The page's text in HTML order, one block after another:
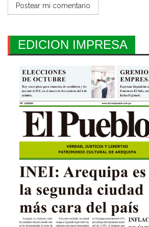
EDICION IMPRESA